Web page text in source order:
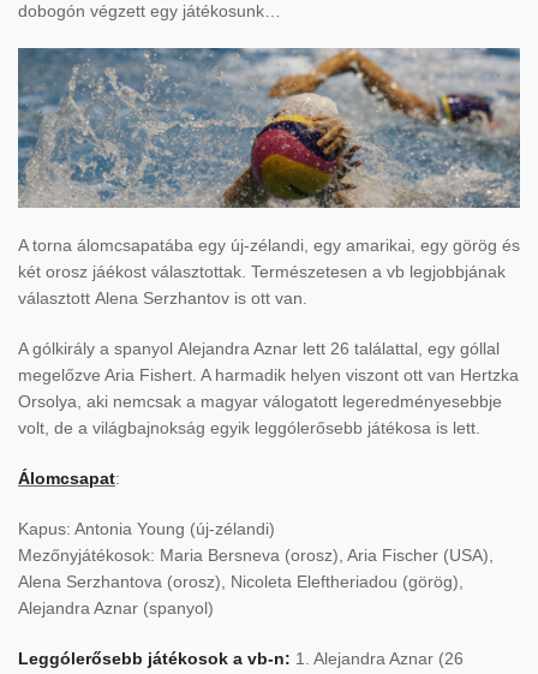
dobogón végzett egy játékosunk…
A torna álomcsapatába egy új-zélandi, egy amarikai, egy görög és
két orosz jáékost választottak. Természetesen a vb legjobbjának
választott Alena Serzhantov is ott van.
A gólkirály a spanyol Alejandra Aznar lett 26 találattal, egy góllal
megelőzve Aria Fishert. A harmadik helyen viszont ott van Hertzka
Orsolya, aki nemcsak a magyar válogatott legeredményesebbje
volt, de a világbajnokság egyik leggólerősebb játékosa is lett.
Álomcsapat:
Kapus: Antonia Young (új-zélandi)
Mezőnyjátékosok: Maria Bersneva (orosz), Aria Fischer (USA),
Alena Serzhantova (orosz), Nicoleta Eleftheriadou (görög),
Alejandra Aznar (spanyol)
Leggólerősebb játékosok a vb-n: 1. Alejandra Aznar (26